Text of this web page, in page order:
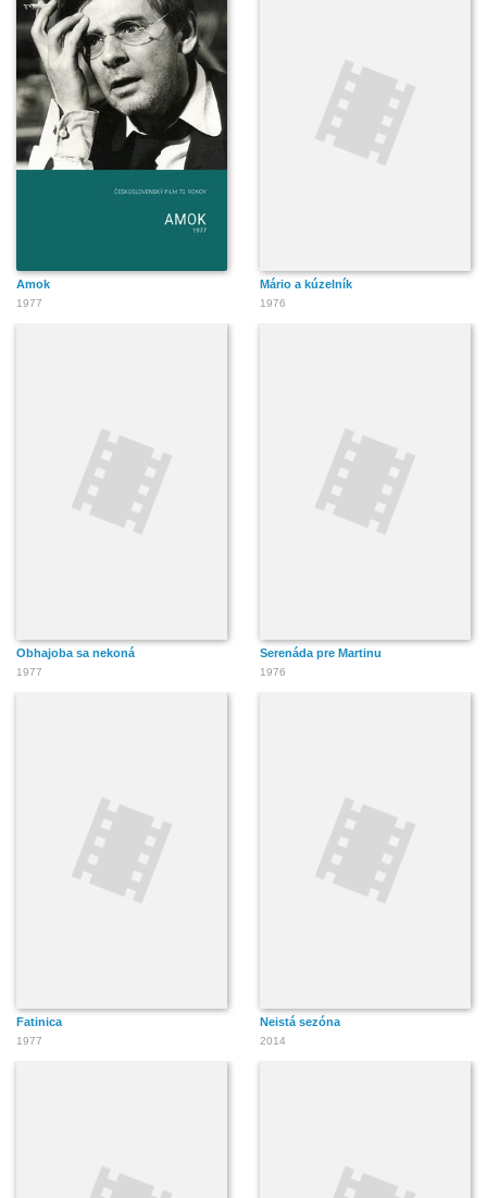
Amok
1977
Mário a kúzelník
1976
Obhajoba sa nekoná
1977
Serenáda pre Martinu
1976
Fatinica
1977
Neistá sezóna
2014